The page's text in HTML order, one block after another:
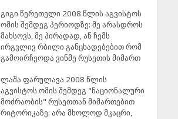
გიგი წერეთელი 2008 წლის აგვისტოს
ომის შემდეგ პერიოდზე: მე არასდროს
მახსოვს, მე პირადად, ან ჩემს
ირგვლივ რბილი განცხადებებით რომ
გამოირჩეოდა ვინმე რუსეთის მიმართ
ლაშა ფარულავა 2008 წლის
აგვისტოს ომის შემდეგ "ნაციონალური
მოძრაობის" რუსეთთან მიმართებით
რიტორიკაზე: არა მხოლოდ მკაცრი,